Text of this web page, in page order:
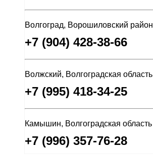
Волгоград, Ворошиловский район
+7 (904) 428-38-66
Волжский, Волгоградская область
+7 (995) 418-34-25
Камышин, Волгоградская область
+7 (996) 357-76-28